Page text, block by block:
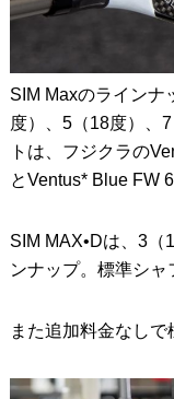
SIM Maxのラインナ
度）、5（18度）、
トは、フジクラの
とVentus* Blue FW
SIM MAX•Dは、3（
ンナップ。標準シャ
また追加料金なしで